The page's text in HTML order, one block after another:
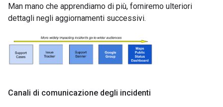
Man mano che apprendiamo di più, forniremo ulteriori
dettagli negli aggiornamenti successivi.
Canali di comunicazione degli incidenti